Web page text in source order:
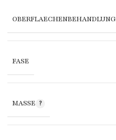
OBERFLAECHENBEHANDLUNG
FASE
MASSE